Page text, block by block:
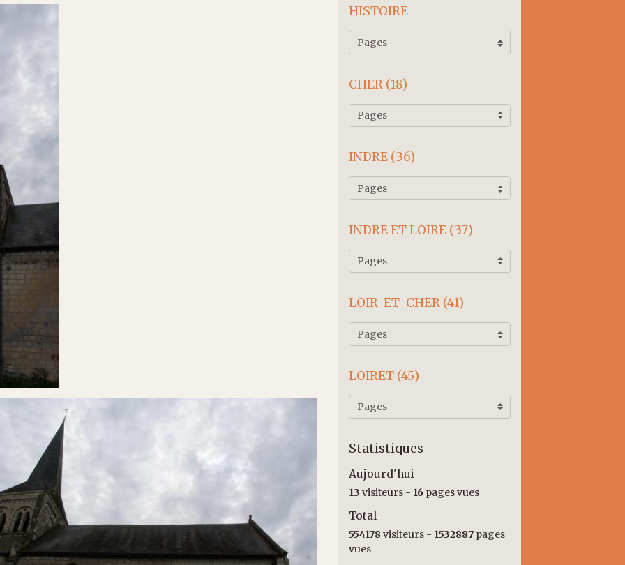
HISTOIRE
CHER (18)
INDRE (36)
INDRE ET LOIRE (37)
LOIR-ET-CHER (41)
LOIRET (45)
Statistiques
Aujourd'hui
13 visiteurs - 16 pages vues
Total
554178visiteurs - 1532887 pages
vues